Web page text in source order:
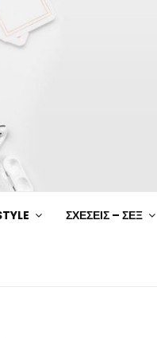
ΣΧΕΣΕΙΣ – ΣΕΞ